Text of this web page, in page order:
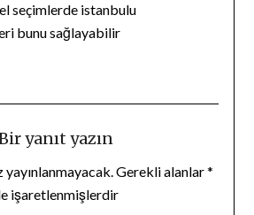
seçimlerde istanbulu
bunu sağlayabilir
yanıt yazın
Gerekli alanlar*
işaretlenmişlerdir